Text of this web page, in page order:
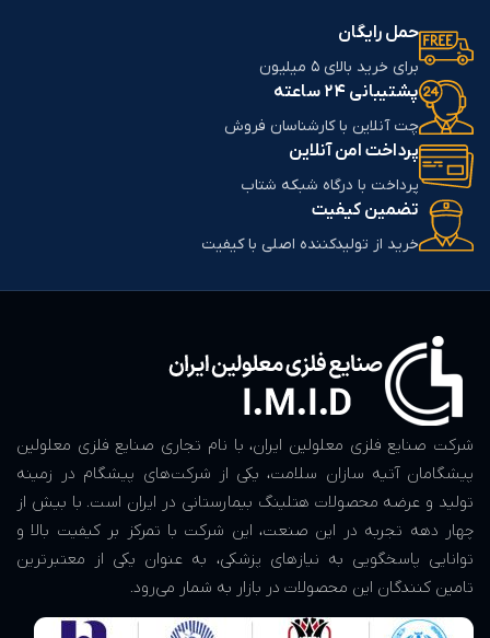
حمل رایگان
برای خرید بالای 5 میلیون
پشتیبانی 24 ساعته
چت آنلاین با کارشناسان فروش
پرداخت امن آنلاین
پرداخت با درگاه شبکه شتاب
تضمین کیفیت
خرید از تولیدکننده اصلی با کیفیت
شرکت صنایع فلزی معلولین ایران، با نام تجاری صنایع فلزی معلولین
پیشگامان آتیه سازان سلامت، یکی از شرکت‌های پیشگام در زمینه
تولید و عرضه محصولات هتلینگ بیمارستانی در ایران است. با بیش از
چهار دهه تجربه در این صنعت، این شرکت با تمرکز بر کیفیت بالا و
توانایی پاسخگویی به نیازهای پزشکی، به عنوان یکی از معتبرترین
تامین کنندگان این محصولات در بازار به شمار می‌رود.